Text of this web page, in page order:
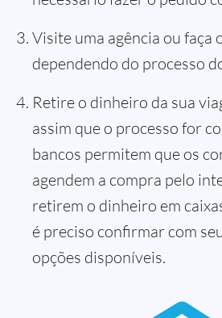
Visite uma agência ou faça
dependendo do processo
Retire o dinheiro da sua
assim que o processo for
bancos permitem que os
agendem a compra pelo
retirem o dinheiro em
é preciso confirmar com
opções disponíveis.